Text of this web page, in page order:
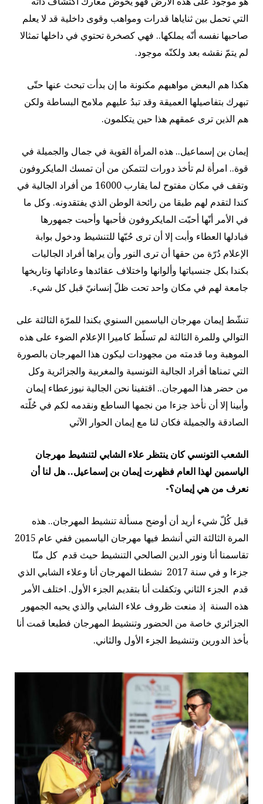
التي تحمل بين ثناياها قدرات ومواهب وقوى داخلية قد لا يعلم
صاحبها نفسه أنّه يملكها.. فهي كصخرة تحتوي في داخلها تمثالا
لم يتمّ نقشه بعد ولكنّه موجود.
هكذا هم البعض مواهبهم مكنونة ما إن بدأت تبحث عنها حتّى
تبهرك بتفاصيلها العميقة وقد تبدُ عليهم ملامح البساطة ولكن
هم الذين ترى عمقهم هذا حين يتكلمون.
إيمان بن إسماعيل.. هذه المرأة القوية في جمال والجميلة في
قوة.. امرأة لم تأخذ دورات لتتمكن من أن تمسك المايكروفون
وتقف في مكان مفتوح لما يقارب 16000 من أفراد الجالية في
كندا لتقدم لهم طبقا من رائحة الوطن الذي يفتقدونه. وكل ما
في الأمر أنّها أحبّت المايكروفون فأحبها وأحبت جمهورها
فبادلها العطاء وأبت إلا أن ترى حُبّها للتنشيط ودخول بوابة
الإعلام دُرّة من حقها أن ترى النور وأن يراها أفراد الجاليات
بكندا بكل جنسياتها وألوانها واختلاف عقائدها وعاداتها وتاريخها
جامعة لهم في مكان واحد تحت ظلّ إنسانيّ قبل كل شيء.
تنشّط إيمان مهرجان الياسمين السنوي بكندا للمرّة الثالثة على
التوالي وللمرة الثالثة لم تسلّط كاميرا الإعلام الضوء على هذه
الموهبة وما قدمته من مجهودات ليكون هذا المهرجان بالصورة
التي تمناها أفراد الجالية التونسية والمغربية والجزائرية وكل
من حضر هذا المهرجان.. اقتفينا نحن الجالية نيوزعطاء إيمان
وأبينا إلا أن نأخذ جزءا من نجمها الساطع ونقدمه لكم في حُلّته
الصادقة والجميلة فكان لنا مع إيمان الحوار الآتي
الشعب التونسي كان ينتظر علاء الشابي لتنشيط مهرجان
الياسمين لهذا العام فظهرت إيمان بن إسماعيل.. هل لنا أن
نعرف من هي إيمان؟-
قبل كُلّ شيء أريد أن أوضح مسألة تنشيط المهرجان.. هذه
المرة الثالثة التي أنشط فيها مهرجان الياسمين ففي عام 2015
تقاسمنا أنا ونور الدين الصالحي التنشيط حيث قدم كل منّا
جزءا و في سنة 2017 نشطنا المهرجان أنا وعلاء الشابي الذي
قدم الجزء الثاني وتكفلت أنا بتقديم الجزء الأول. اختلف الأمر
هذه السنة إذ منعت ظروف علاء الشابي والذي يحبه الجمهور
الجزائري خاصة من الحضور وتنشيط المهرجان فطبعا قمت أنا
بأخذ الدورين وتنشيط الجزء الأول والثاني.